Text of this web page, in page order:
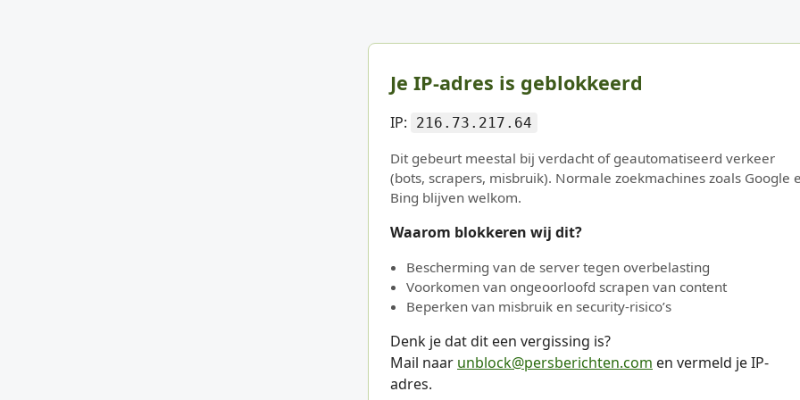
Je IP-adres is geblokkeerd
IP: 216.73.217.64
Dit gebeurt meestal bij verdacht of geautomatiseerd verkeer
(bots, scrapers, misbruik). Normale zoekmachines zoals Google
Bing blijven welkom.
Waarom blokkeren wij dit?
Bescherming van de server tegen overbelasting
Voorkomen van ongeoorloofd scrapen van content
Beperken van misbruik en security-risico’s
Denk je dat dit een vergissing is?
Mail naar unblock@persberichten.com en vermeld je IP-
adres.